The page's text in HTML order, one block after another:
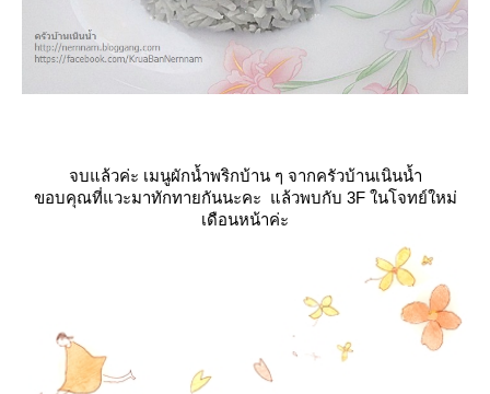
จบแล้วค่ะ เมนูผักน้ำพริกบ้าน ๆ จากครัวบ้านเนินน้ำ
ขอบคุณที่แวะมาทักทายกันนะคะ แล้วพบกับ 3F ในโจทย์ใหม่
เดือนหน้าค่ะ